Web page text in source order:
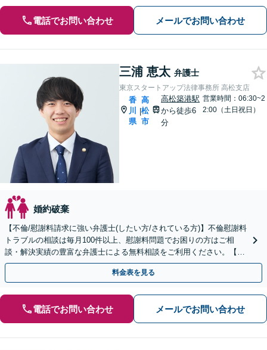
電話でお問い合わせ メールでお問い合わせ
三浦 恵太 弁護士
東京スタートアップ法律事務所 高松支店
香
川
県
|
高
松
市
高松築港駅
から徒歩6
分
営業時間：06:30~2
2:00（土日祝日）
婚約破棄
【不倫/慰謝料請求に強い弁護士(したい方/されている方)】不倫慰謝料
トラブルの相談は毎月100件以上、慰謝料問題でお困りの方はご相
談・解決実績の豊富な弁護士による無料相談をご利用ください。【不
倫相談は初回0円】【香川県全域対応】
料金表を見る
電話でお問い合わせ メールでお問い合わせ